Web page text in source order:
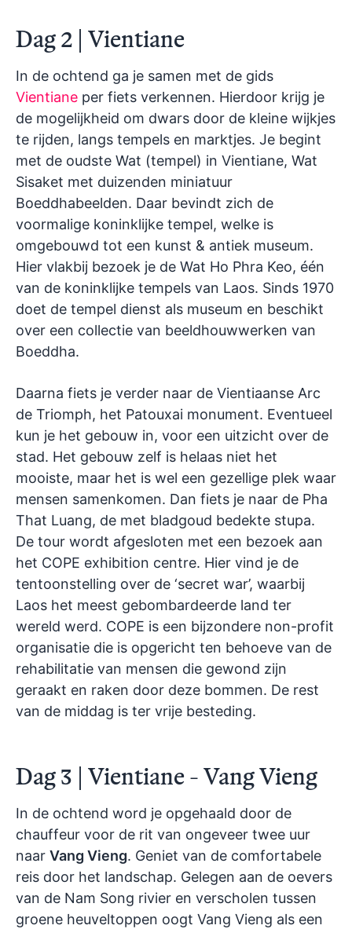
Dag 2 | Vientiane
In de ochtend ga je samen met de gids
Vientiane per fiets verkennen. Hierdoor krijg je
de mogelijkheid om dwars door de kleine wijkjes
te rijden, langs tempels en marktjes. Je begint
met de oudste Wat (tempel) in Vientiane, Wat
Sisaket met duizenden miniatuur
Boeddhabeelden. Daar bevindt zich de
voormalige koninklijke tempel, welke is
omgebouwd tot een kunst & antiek museum.
Hier vlakbij bezoek je de Wat Ho Phra Keo, één
van de koninklijke tempels van Laos. Sinds 1970
doet de tempel dienst als museum en beschikt
over een collectie van beeldhouwwerken van
Boeddha.
Daarna fiets je verder naar de Vientiaanse Arc
de Triomph, het Patouxai monument. Eventueel
kun je het gebouw in, voor een uitzicht over de
stad. Het gebouw zelf is helaas niet het
mooiste, maar het is wel een gezellige plek waar
mensen samenkomen. Dan fiets je naar de Pha
That Luang, de met bladgoud bedekte stupa.
De tour wordt afgesloten met een bezoek aan
het COPE exhibition centre. Hier vind je de
tentoonstelling over de ‘secret war’, waarbij
Laos het meest gebombardeerde land ter
wereld werd. COPE is een bijzondere non-profit
organisatie die is opgericht ten behoeve van de
rehabilitatie van mensen die gewond zijn
geraakt en raken door deze bommen. De rest
van de middag is ter vrije besteding.
Dag 3 | Vientiane - Vang Vieng
In de ochtend word je opgehaald door de
chauffeur voor de rit van ongeveer twee uur
naar Vang Vieng. Geniet van de comfortabele
reis door het landschap. Gelegen aan de oevers
van de Nam Song rivier en verscholen tussen
groene heuveltoppen oogt Vang Vieng als een